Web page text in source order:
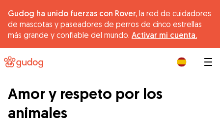
Gudog ha unido fuerzas con Rover, la red de cuidadores
de mascotas y paseadores de perros de cinco estrellas
más grande y confiable del mundo. Activar mi cuenta.
Amor y respeto por los
animales